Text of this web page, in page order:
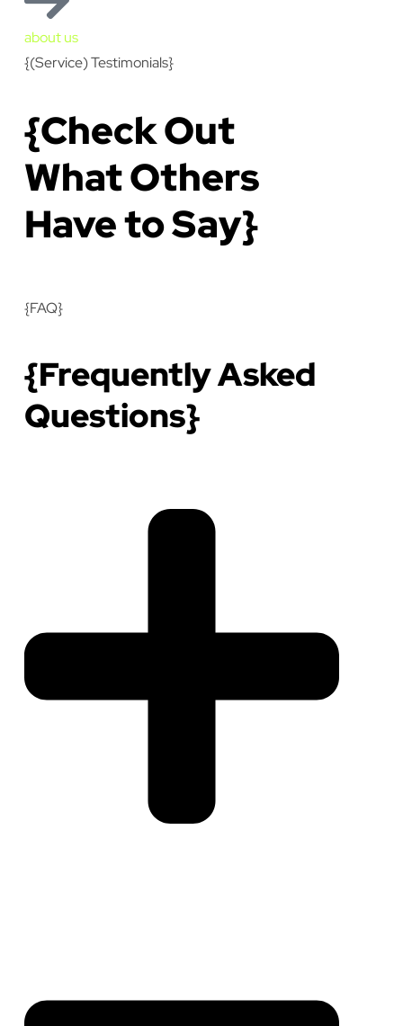
about us
{(Service) Testimonials}
{Check Out
What Others
Have to Say}
{FAQ}
{Frequently Asked
Questions}